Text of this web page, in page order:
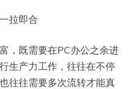
拉即合
，既需要在PC办公之余进
生产力工作，往往在不停
往往需要多次流转才能真